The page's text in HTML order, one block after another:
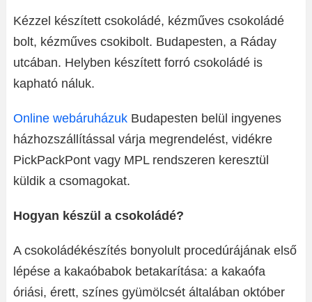
Kézzel készített csokoládé, kézműves csokoládé
bolt, kézműves csokibolt. Budapesten, a Ráday
utcában. Helyben készített forró csokoládé is
kapható náluk.
Online webáruházuk Budapesten belül ingyenes
házhozszállítással várja megrendelést, vidékre
PickPackPont vagy MPL rendszeren keresztül
küldik a csomagokat.
Hogyan készül a csokoládé?
A csokoládékészítés bonyolult procedúrájának első
lépése a kakaóbabok betakarítása: a kakaófa
óriási, érett, színes gyümölcsét általában október